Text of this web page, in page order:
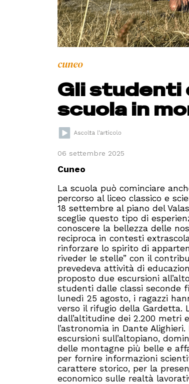
cuneo
Gli studenti
scuola in
06 settembre 2025
Cuneo
La scuola può cominciare
percorso al liceo classico e
18 settembre al piano del
sceglie questo tipo di
conoscere la bellezza delle
reciproca in contesti
rinforzare lo spirito di
riveder le stelle” con il
prevedeva attività di
proposto due escursioni
studenti dalle classi seconde
lunedì 25 agosto, i ragazzi
verso il rifugio della Gardetta.
dall’altitudine dei 2.200 metri
l’astronomia in Dante
escursioni sull’altopiano,
delle montagne più belle e
per fornire informazioni
carattere storico, per la
economico sulle realtà